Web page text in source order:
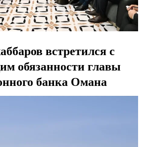
встретился с
обязанности главы
банка Омана